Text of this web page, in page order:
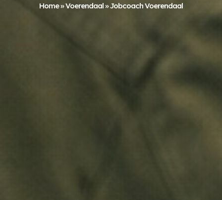
Home»Voerendaal»Jobcoach Voerendaal